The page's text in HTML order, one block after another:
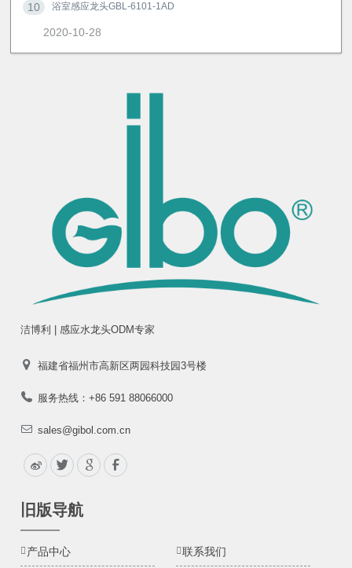
10
浴室感应龙头GBL-6101-1AD
2020-10-28
洁博利 | 感应水龙头ODM专家
福建省福州市高新区两园科技园3号楼
服务热线：+86 591 88066000
sales@gibol.com.cn
旧版导航
产品中心 联系我们